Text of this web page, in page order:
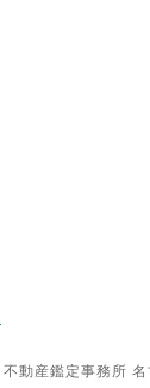
不動産鑑定事務所